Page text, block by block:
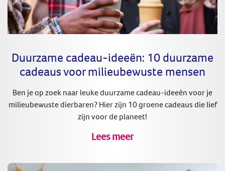
Duurzame cadeau-ideeën: 10 duurzame
cadeaus voor milieubewuste mensen
Ben je op zoek naar leuke duurzame cadeau-ideeën voor je
milieubewuste dierbaren? Hier zijn 10 groene cadeaus die lief
zijn voor de planeet!
Lees meer